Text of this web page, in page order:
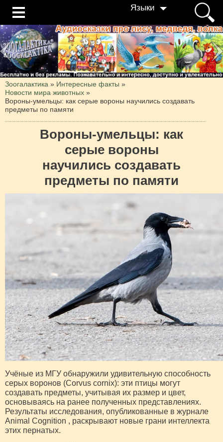
Языки
Зоогалактика » Интересные факты »
Новости мира животных »
Вороны-умельцы: как серые вороны научились создавать
предметы по памяти
Вороны-умельцы: как
серые вороны
научились создавать
предметы по памяти
Учёные из МГУ обнаружили удивительную способность
серых воронов (Corvus cornix): эти птицы могут
создавать предметы, учитывая их размер и цвет,
основываясь на ранее полученных представлениях.
Результаты исследования, опубликованные в журнале
Animal Cognition , раскрывают новые грани интеллекта
этих пернатых.